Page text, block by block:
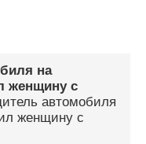
на
женщину с
автомобиля
женщину с